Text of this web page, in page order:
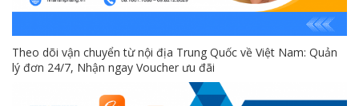
Theo dõi vận chuyển từ nội địa Trung Quốc về Việt Nam: Quản
lý đơn 24/7, Nhận ngay Voucher ưu đãi